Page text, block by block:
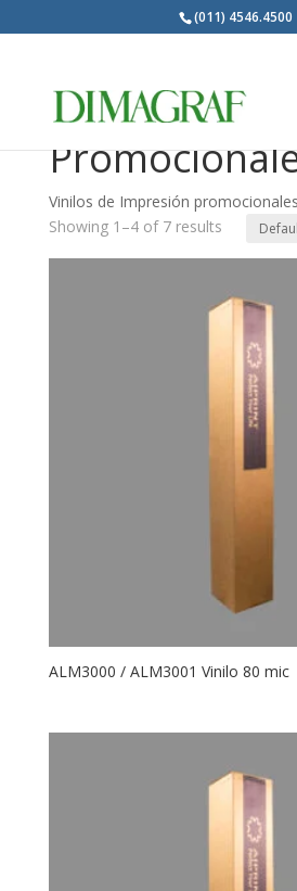
(011) 4546.4500
Vinilos
Vinilos de Impresión promocionales
Showing 1–4 of 7 results
ALM3000 / ALM3001 Vinilo 80 mic